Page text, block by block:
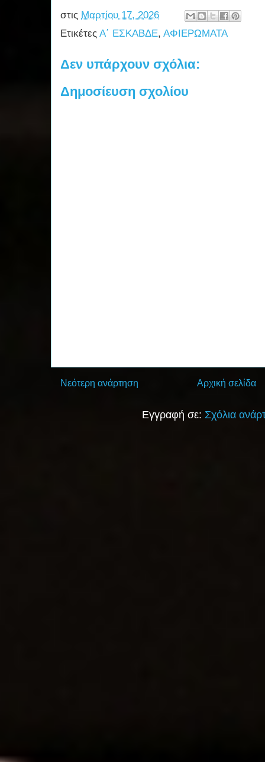
στις Μαρτίου 17, 2026
Ετικέτες Α΄ ΕΣΚΑΒΔΕ, ΑΦΙΕΡΩΜΑΤΑ
Δεν υπάρχουν σχόλια:
Δημοσίευση σχολίου
Νεότερη ανάρτηση Αρχική σελίδα
Εγγραφή σε: Σχόλια